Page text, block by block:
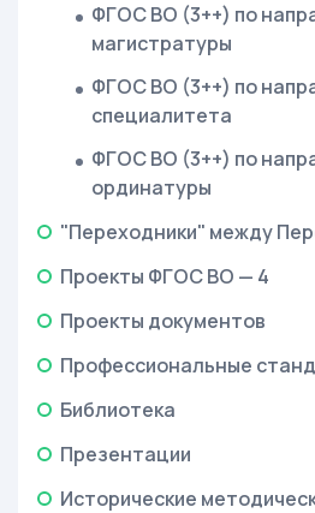
ФГОС ВО (3++) по
магистратуры
ФГОС ВО (3++) по
специалитета
ФГОС ВО (3++) по
ординатуры
"Переходники" между
Проекты ФГОС ВО — 4
Проекты документов
Профессиональные
Библиотека
Презентации
Исторические